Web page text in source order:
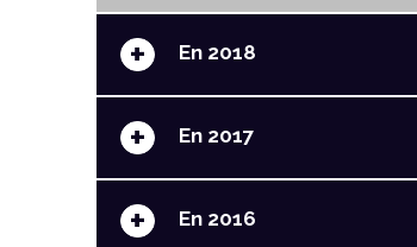
+ En 2018
+ En 2017
+ En 2016